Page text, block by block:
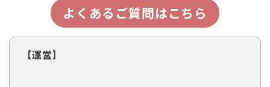
よくあるご質問はこちら
【運営】